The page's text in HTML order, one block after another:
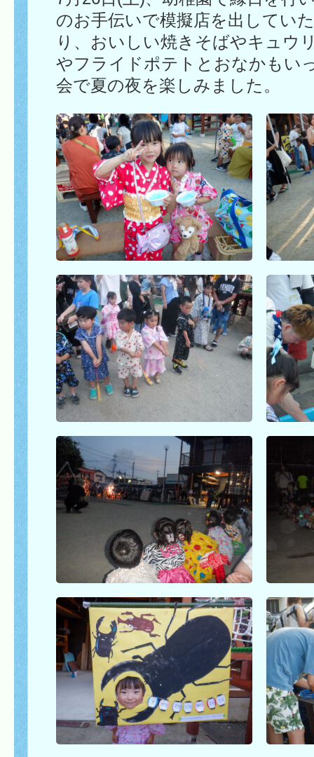
のお手伝いで模擬店を出してい
り、おいしい焼きそばやキュウ
やフライドポテトとおなかもい
会で夏の夜を楽しみました。